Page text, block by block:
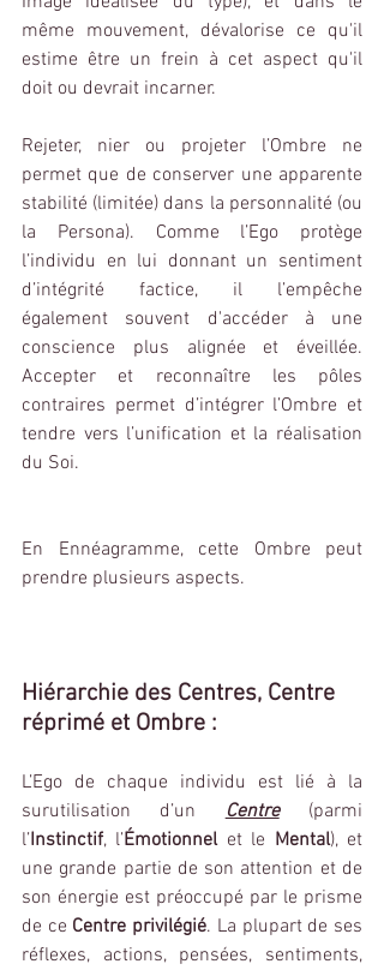
même mouvement, dévalorise ce qu'il
estime être un frein à cet aspect qu'il
doit ou devrait incarner.
Rejeter, nier ou projeter l’Ombre ne
permet que de conserver une apparente
stabilité (limitée) dans la personnalité (ou
la Persona). Comme l’Ego protège
l’individu en lui donnant un sentiment
d’intégrité factice, il l’empêche
également souvent d'accéder à une
conscience plus alignée et éveillée.
Accepter et reconnaître les pôles
contraires permet d’intégrer l’Ombre et
tendre vers l’unification et la réalisation
du Soi.
En Ennéagramme, cette Ombre peut
prendre plusieurs aspects.
Hiérarchie des Centres, Centre
réprimé et Ombre :
L’Ego de chaque individu est lié à la
surutilisation d’un
Centre
(parmi
l’Instinctif, l’Émotionnel et le Mental), et
une grande partie de son attention et de
son énergie est préoccupé par le prisme
de ce Centre privilégié. La plupart de ses
réflexes, actions, pensées, sentiments,